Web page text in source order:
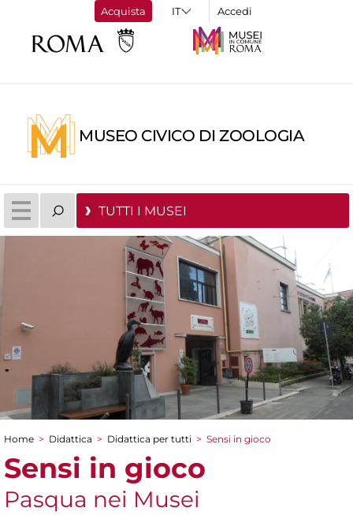
Acquista Accedi
MUSEO CIVICO DI ZOOLOGIA
TUTTI I MUSEI
Tu sei qui
Home > Didattica > Didattica per tutti > Sensi in gioco
Sensi in gioco
Pasqua nei Musei